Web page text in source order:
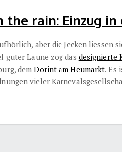
the rain: Einzug
aber die Jecken liessen
guter Laune zog das designierte
demDorint am Heumarkt. Es
vieler